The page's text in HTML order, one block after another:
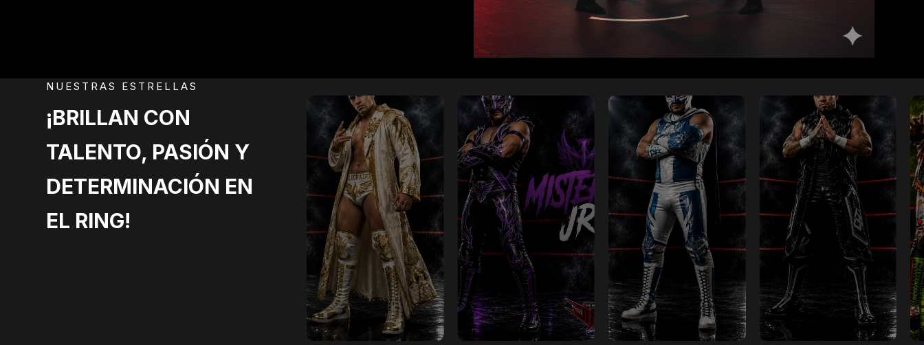
NUESTRAS ESTRELLAS
¡BRILLAN CON
TALENTO, PASIÓN Y
DETERMINACIÓN EN
EL RING!
James T.
Kirk
EL
DORADO
EL DORADO
MISTERIO
JR.
MISTERIO
RELAMPAGO
AZUL
RELAMPAGO
AZUL
EL
COLMILLO
EL
COLMILLO